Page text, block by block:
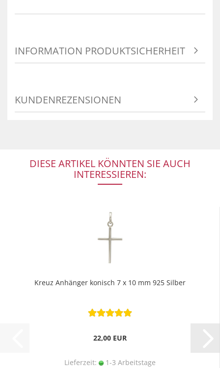
INFORMATION PRODUKTSICHERHEIT
KUNDENREZENSIONEN
DIESE ARTIKEL KÖNNTEN SIE AUCH
INTERESSIEREN:
Kreuz Anhänger konisch 7 x 10 mm 925 Silber
22,00 EUR
Lieferzeit: 1-3 Arbeitstage